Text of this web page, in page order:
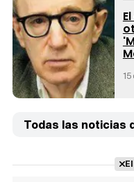
Todas las noticias